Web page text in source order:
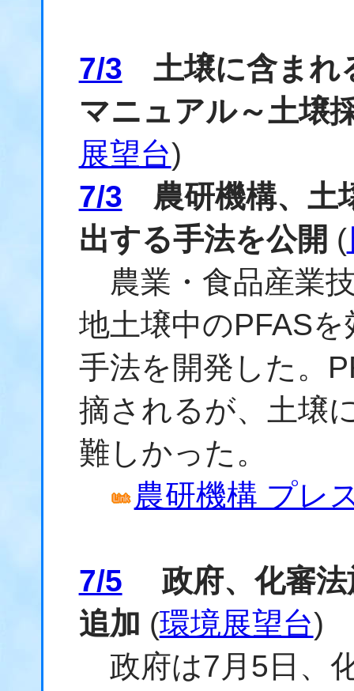
7/3 土壌に含まれ
マニュアル～土壌
展望台)
7/3 農研機構、土
出する手法を公開 (
農業・食品産業
地土壌中のPFAS
手法を開発した。
摘されるが、土壌
難しかった。
農研機構 プレ
7/5 政府、化審法
追加 (環境展望台)
政府は7月5日、